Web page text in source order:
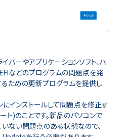
バーやアプリケーションソフト、ハ
などのプログラムの問題点を発
るための更新プログラムを提供し
インストールして問題点を修正す
)のことです。新品のパソコンで
ない問題点のある状態なので、